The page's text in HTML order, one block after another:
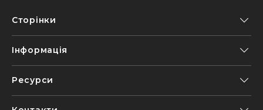
Сторінки
Інформація
Ресурси